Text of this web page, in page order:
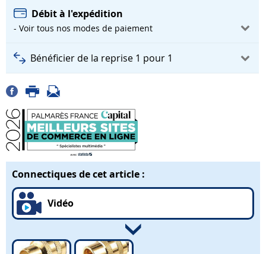
Débit à l'expédition
- Voir tous nos modes de paiement
Bénéficier de la reprise 1 pour 1
Connectiques de cet article :
Vidéo